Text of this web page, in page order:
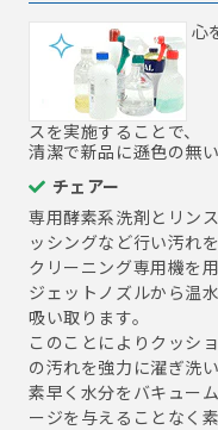
心
スを実施することで、
清潔で新品に遜色の無
チェアー
専用酵素系洗剤とリン
ッシングなど行い汚れ
クリーニング専用機を
ジェットノズルから温
吸い取ります。
このことによりクッシ
の汚れを強力に濯ぎ洗
素早く水分をバキュー
ージを与えることなく